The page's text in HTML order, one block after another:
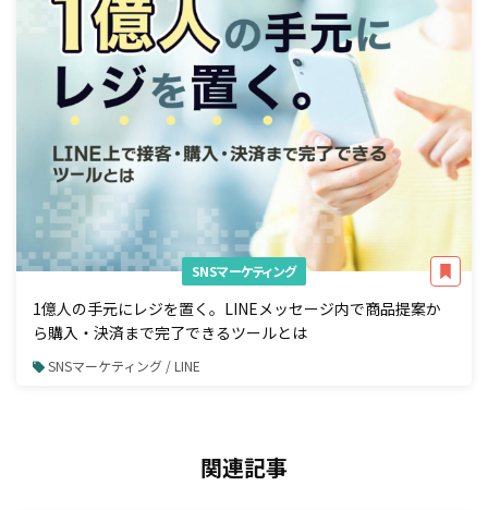
SNSマーケティング
1億人の手元にレジを置く。LINEメッセージ内で商品提案か
ら購入・決済まで完了できるツールとは
SNSマーケティング / LINE
関連記事